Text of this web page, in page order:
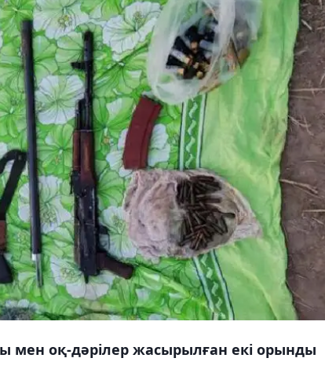
мен оқ-дәрілер жасырылған екі орынды